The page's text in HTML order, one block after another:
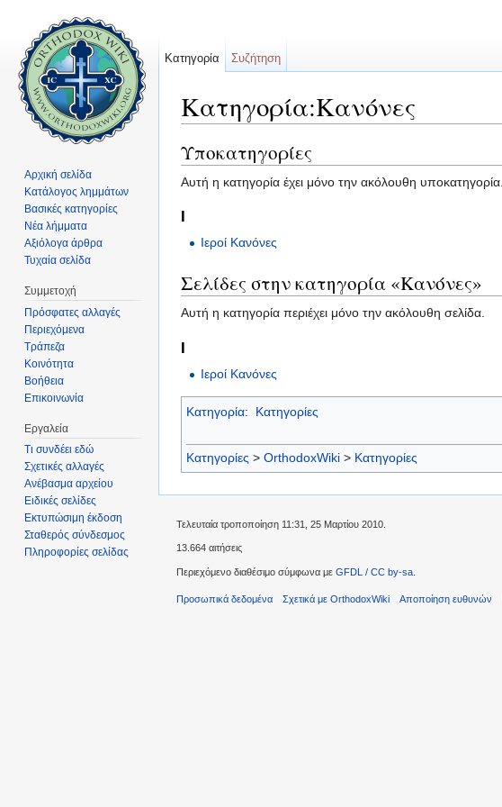
Κατηγορία:Κανόνες
Υποκατηγορίες
Αυτή η κατηγορία έχει μόνο την ακόλουθη υποκατηγορία.
Ιεροί Κανόνες
Σελίδες στην κατηγορία «Κανόνες»
Αυτή η κατηγορία περιέχει μόνο την ακόλουθη σελίδα.
Ι
Ιεροί Κανόνες
Κατηγορία: Κατηγορίες
Κατηγορίες > OrthodoxWiki > Κατηγορίες
Κατηγορία Συζήτηση
Αρχική σελίδα
Κατάλογος λημμάτων
Βασικές κατηγορίες
Νέα λήμματα
Αξιόλογα άρθρα
Τυχαία σελίδα
Συμμετοχή
Πρόσφατες αλλαγές
Περιεχόμενα
Τράπεζα
Κοινότητα
Βοήθεια
Επικοινωνία
Εργαλεία
Τι συνδέει εδώ
Σχετικές αλλαγές
Ανέβασμα αρχείου
Ειδικές σελίδες
Εκτυπώσιμη έκδοση
Σταθερός σύνδεσμος
Πληροφορίες σελίδας
Τελευταία τροποποίηση 11:31, 25 Μαρτίου 2010.
13.664 αιτήσεις
Περιεχόμενο διαθέσιμο σύμφωνα με GFDL / CC by-sa
Προσωπικά δεδομένα Σχετικά με OrthodoxWiki Αποποίηση ευθυνών